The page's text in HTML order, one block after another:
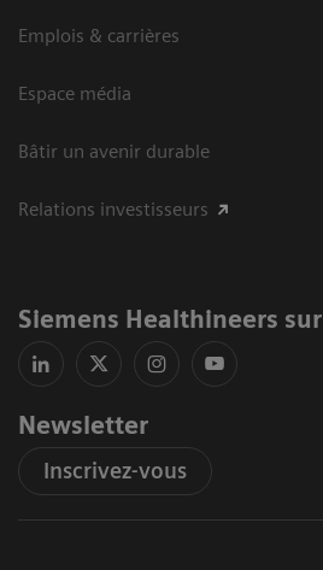
Emplois & carrières
Espace média
Bâtir un avenir durable
Relations investisseurs
Siemens Healthineers sur
Newsletter
Inscrivez-vous